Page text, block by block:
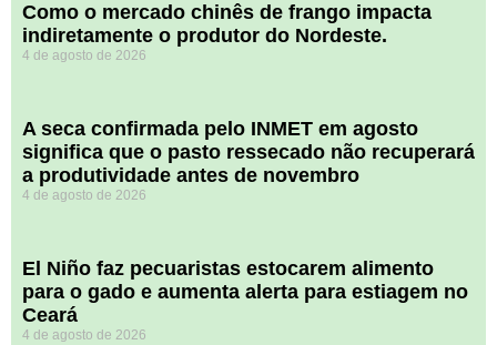
​Como o mercado chinês de frango impacta
indiretamente o produtor do Nordeste.
4 de agosto de 2026
A seca confirmada pelo INMET em agosto
significa que o pasto ressecado não recuperará
a produtividade antes de novembro
4 de agosto de 2026
El Niño faz pecuaristas estocarem alimento
para o gado e aumenta alerta para estiagem no
Ceará
4 de agosto de 2026